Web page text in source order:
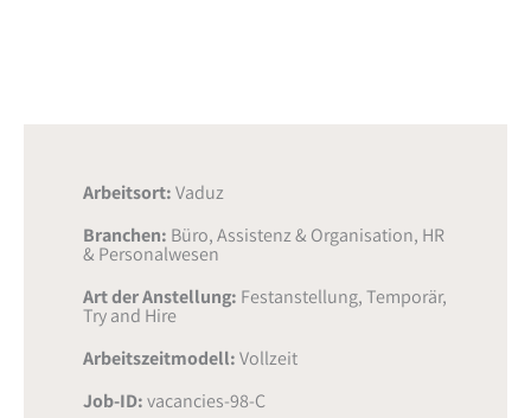
Arbeitsort:Vaduz
Branchen: Büro, Assistenz & Organisation, HR
& Personalwesen
Art der Anstellung: Festanstellung,Temporär,
Try and Hire
Arbeitszeitmodell:Vollzeit
Job-ID:vacancies-98-C